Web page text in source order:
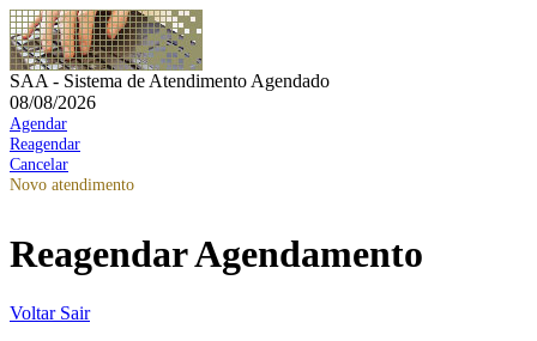
SAA - Sistema de Atendimento Agendado
08/08/2026
Agendar
Reagendar
Cancelar
Novo atendimento
Reagendar Agendamento
Voltar Sair